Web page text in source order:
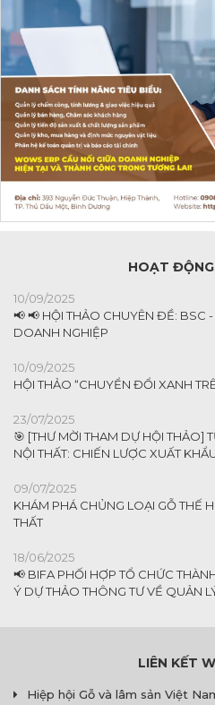
HOẠT
10/09/2025
📢 📢 HỘI THẢO CHUYÊN ĐỀ: BSC
DOANH NGHIỆP
10/09/2025
HỘI THẢO “CHUYỂN ĐỔI XANH
23/07/2025
🎯 [THƯ MỜI THAM DỰ HỘI THẢO]
NỘI THẤT: CHIẾN LƯỢC XUẤT
09/07/2025
KHÁM PHÁ CHỦNG LOẠI GỖ THẾ
THẤT
18/06/2025
📢 BIFA PHỐI HỢP TỔ CHỨC
Ý DỰ THẢO THÔNG TƯ VỀ QUẢN
LIÊN KẾT
Hiệp hội Gỗ và lâm sản Việt